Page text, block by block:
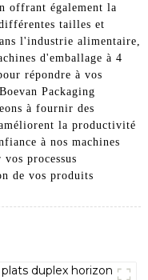
offrant également la
tailles et
l'industrie alimentaire,
d'emballage à 4
répondre à vos
Packaging
à fournir des
la productivité
à nos machines
processus
de vos produits